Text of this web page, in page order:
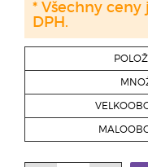
* Všechny ceny
DPH.